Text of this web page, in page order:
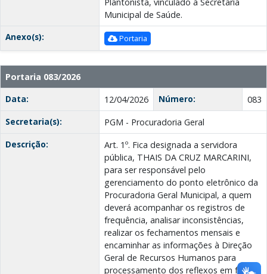
Municipal de Saúde.
Anexo(s):
Portaria
Portaria 083/2026
Data:
12/04/2026 Número:
083
Secretaria(s):
PGM - Procuradoria Geral
Descrição:
Art. 1º. Fica designada a servidora
pública, THAIS DA CRUZ MARCARINI,
para ser responsável pelo
gerenciamento do ponto eletrônico da
Procuradoria Geral Municipal, a quem
deverá acompanhar os registros de
frequência, analisar inconsistências,
realizar os fechamentos mensais e
encaminhar as informações à Direção
Geral de Recursos Humanos para
processamento dos reflexos em folha